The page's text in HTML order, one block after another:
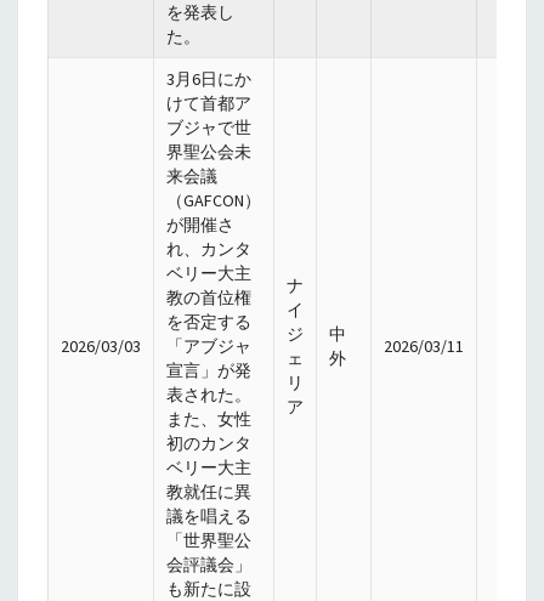
を発表し
た。
2026/03/03
3月6日にか
けて首都ア
ブジャで世
界聖公会未
来会議
（GAFCON）
が開催さ
れ、カンタ
ベリー大主
教の首位権
を否定する
「アブジャ
宣言」が発
表された。
また、女性
初のカンタ
ベリー大主
教就任に異
議を唱える
「世界聖公
会評議会」
も新たに設
ナ
イ
ジ
ェ
リ
ア
中
外
2026/03/11